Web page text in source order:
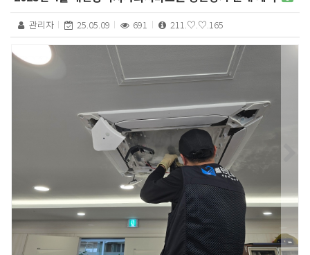
관리자 25.05.09 691 211.♡.♡.165